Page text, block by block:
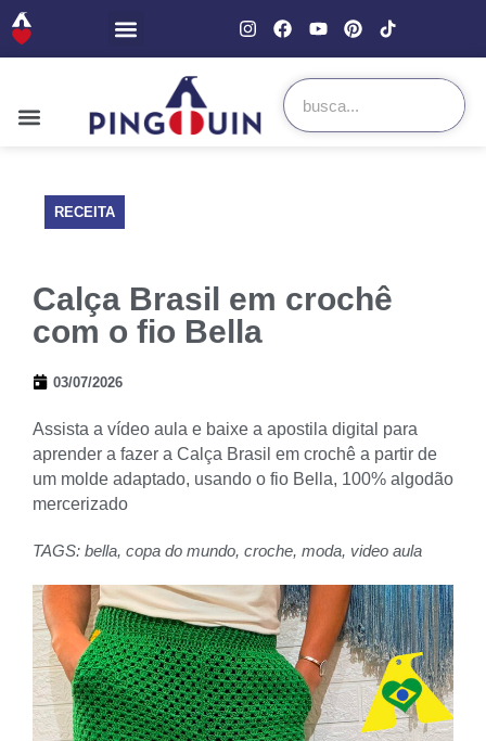
RECEITA
Calça Brasil em crochê
com o fio Bella
03/07/2026
Assista a vídeo aula e baixe a apostila digital para
aprender a fazer a Calça Brasil em crochê a partir de
um molde adaptado, usando o fio Bella, 100% algodão
mercerizado
TAGS: bella, copa do mundo, croche, moda, video aula